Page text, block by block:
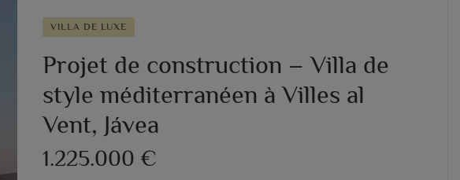
VILLA DE LUXE
Projet de construction – Villa de
style méditerranéen à Villes al
Vent, Jávea
1.225.000 €